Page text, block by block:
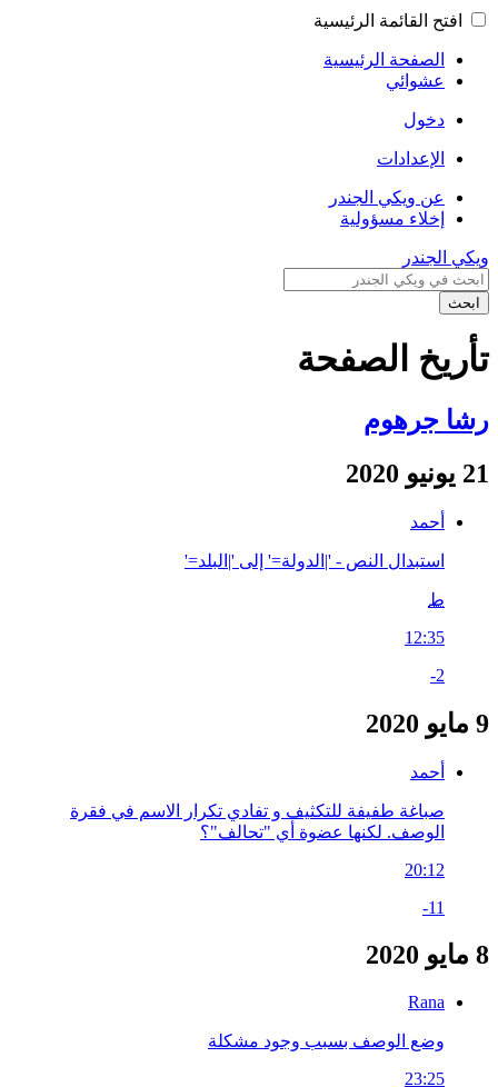
افتح القائمة الرئيسية
الصفحة الرئيسية
عشوائي
دخول
الإعدادات
عن ويكي الجندر
إخلاء مسؤولية
ويكي الجندر
ابحث
تأريخ الصفحة
رشا جرهوم
21 يونيو 2020
أحمد
استبدال النص - '|الدولة=' إلى '|البلد='
ط
12:35
-2
9 مايو 2020
أحمد
صباغة طفيفة للتكثيف و تفادي تكرار الاسم في فقرة
الوصف. لكنها عضوة أي "تحالف"؟
20:12
-11
8 مايو 2020
Rana
وضع الوصف بسبب وجود مشكلة
23:25